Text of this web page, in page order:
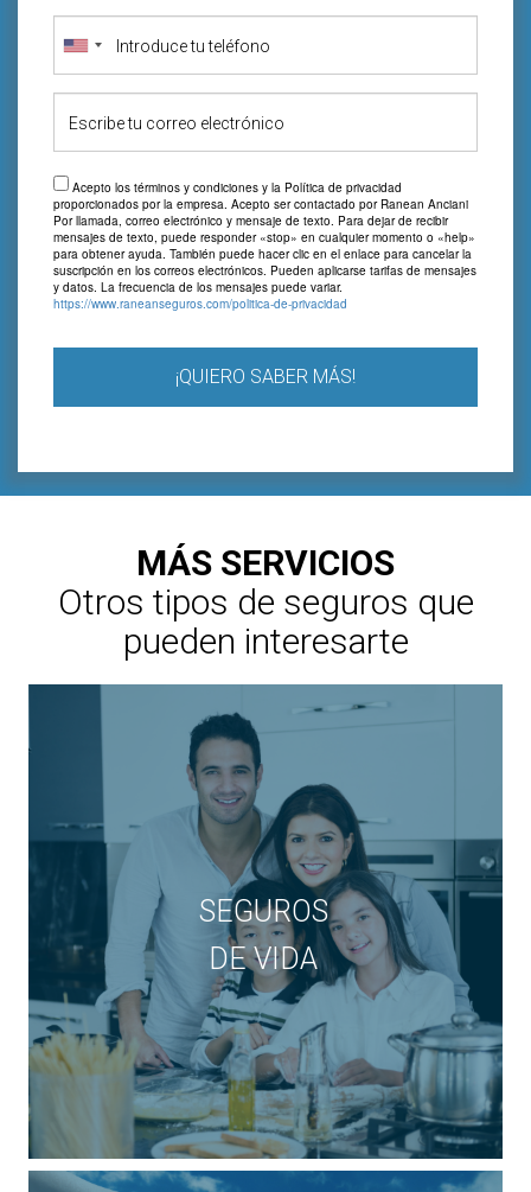
Acepto los términos y condiciones y la Política de privacidad
proporcionados por la empresa. Acepto ser contactado por Ranean Anciani
Por llamada, correo electrónico y mensaje de texto. Para dejar de recibir
mensajes de texto, puede responder «stop» en cualquier momento o «help»
para obtener ayuda. También puede hacer clic en el enlace para cancelar la
suscripción en los correos electrónicos. Pueden aplicarse tarifas de mensajes
y datos. La frecuencia de los mensajes puede variar.
https://www.raneanseguros.com/politica-de-privacidad
¡QUIERO SABER MÁS!
MÁS SERVICIOS
Otros tipos de seguros que
pueden interesarte
SEGUROS
DE VIDA